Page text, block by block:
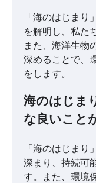
「海のはじま
を解明し、私た
また、海洋生物
深めることで、
をします。
海のはじま
な良いこと
「海のはじま
深まり、持続可
す。また、環境